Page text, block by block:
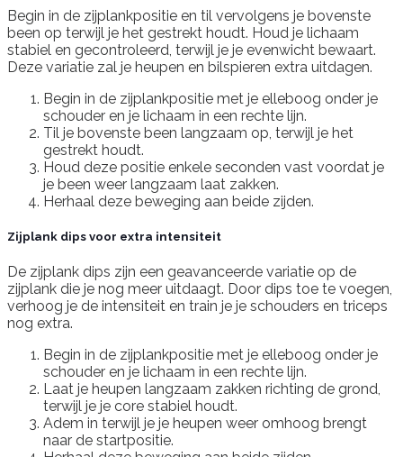
Begin in de zijplankpositie en til vervolgens je bovenste
been op terwijl je het gestrekt houdt. Houd je lichaam
stabiel en gecontroleerd, terwijl je je evenwicht bewaart.
Deze variatie zal je heupen en bilspieren extra uitdagen.
Begin in de zijplankpositie met je elleboog onder je
schouder en je lichaam in een rechte lijn.
Til je bovenste been langzaam op, terwijl je het
gestrekt houdt.
Houd deze positie enkele seconden vast voordat je
je been weer langzaam laat zakken.
Herhaal deze beweging aan beide zijden.
Zijplank dips voor extra intensiteit
De zijplank dips zijn een geavanceerde variatie op de
zijplank die je nog meer uitdaagt. Door dips toe te voegen,
verhoog je de intensiteit en train je je schouders en triceps
nog extra.
Begin in de zijplankpositie met je elleboog onder je
schouder en je lichaam in een rechte lijn.
Laat je heupen langzaam zakken richting de grond,
terwijl je je core stabiel houdt.
Adem in terwijl je je heupen weer omhoog brengt
naar de startpositie.